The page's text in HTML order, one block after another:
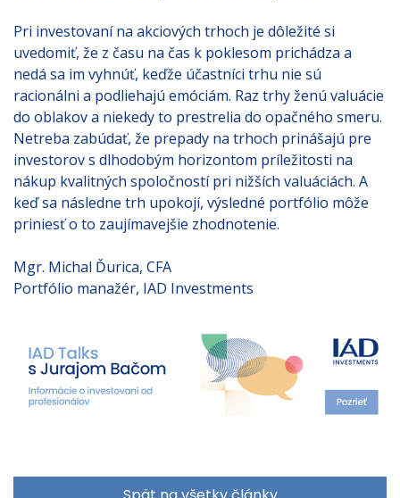
Pri investovaní na akciových trhoch je dôležité si
uvedomiť, že z času na čas k poklesom prichádza a
nedá sa im vyhnúť, keďže účastníci trhu nie sú
racionálni a podliehajú emóciám. Raz trhy ženú valuácie
do oblakov a niekedy to prestrelia do opačného smeru.
Netreba zabúdať, že prepady na trhoch prinášajú pre
investorov s dlhodobým horizontom príležitosti na
nákup kvalitných spoločností pri nižších valuáciách. A
keď sa následne trh upokojí, výsledné portfólio môže
priniesť o to zaujímavejšie zhodnotenie.
Mgr. Michal Ďurica, CFA
Portfólio manažér, IAD Investments